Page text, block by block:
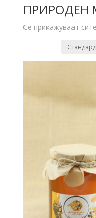
ПРИРОДЕН
Се прикажуваат